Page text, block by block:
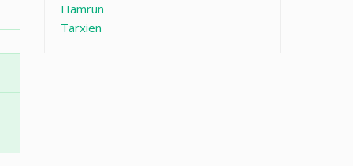
Hamrun
Tarxien